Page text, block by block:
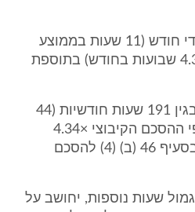
התובע עבד 297 שעות מדי חודש (11 שעות בממוצע
ביום עבודה × 6 ימים ×4.34 שבועות בחודש) בתוספת
לתובע שולם שכר בסיס בגין 191 שעות חודשיות (44
שעות עבודה בשבוע על פי ההסכם הקיבוצי ×4.34
שבועות בחודש) וכאמור בסעיף 46 (ב) (4) להסכם
שעות נוספות, יחושב על